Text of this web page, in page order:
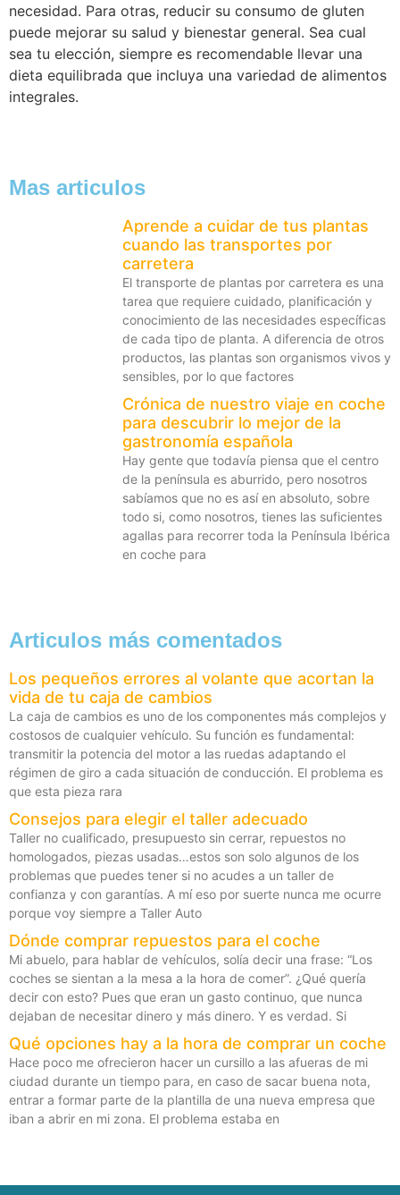
necesidad. Para otras, reducir su consumo de gluten
puede mejorar su salud y bienestar general. Sea cual
sea tu elección, siempre es recomendable llevar una
dieta equilibrada que incluya una variedad de alimentos
integrales.
Mas articulos
Aprende a cuidar de tus plantas
cuando las transportes por
carretera
El transporte de plantas por carretera es una
tarea que requiere cuidado, planificación y
conocimiento de las necesidades específicas
de cada tipo de planta. A diferencia de otros
productos, las plantas son organismos vivos y
sensibles, por lo que factores
Crónica de nuestro viaje en coche
para descubrir lo mejor de la
gastronomía española
Hay gente que todavía piensa que el centro
de la península es aburrido, pero nosotros
sabíamos que no es así en absoluto, sobre
todo si, como nosotros, tienes las suficientes
agallas para recorrer toda la Península Ibérica
en coche para
Articulos más comentados
Los pequeños errores al volante que acortan la
vida de tu caja de cambios
La caja de cambios es uno de los componentes más complejos y
costosos de cualquier vehículo. Su función es fundamental:
transmitir la potencia del motor a las ruedas adaptando el
régimen de giro a cada situación de conducción. El problema es
que esta pieza rara
Consejos para elegir el taller adecuado
Taller no cualificado, presupuesto sin cerrar, repuestos no
homologados, piezas usadas…estos son solo algunos de los
problemas que puedes tener si no acudes a un taller de
confianza y con garantías. A mí eso por suerte nunca me ocurre
porque voy siempre a Taller Auto
Dónde comprar repuestos para el coche
Mi abuelo, para hablar de vehículos, solía decir una frase: “Los
coches se sientan a la mesa a la hora de comer”. ¿Qué quería
decir con esto? Pues que eran un gasto continuo, que nunca
dejaban de necesitar dinero y más dinero. Y es verdad. Si
Qué opciones hay a la hora de comprar un coche
Hace poco me ofrecieron hacer un cursillo a las afueras de mi
ciudad durante un tiempo para, en caso de sacar buena nota,
entrar a formar parte de la plantilla de una nueva empresa que
iban a abrir en mi zona. El problema estaba en